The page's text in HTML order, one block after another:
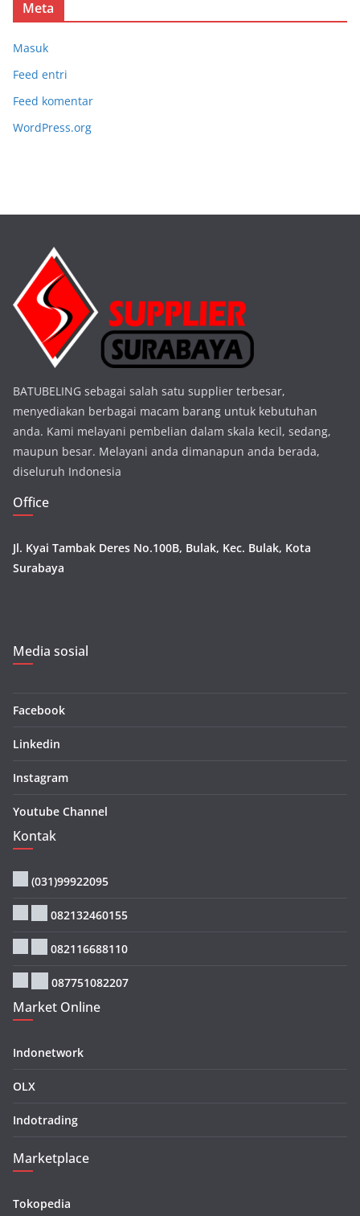
Meta
Masuk
Feed entri
Feed komentar
WordPress.org
BATUBELING sebagai salah satu supplier terbesar,
menyediakan berbagai macam barang untuk kebutuhan
anda. Kami melayani pembelian dalam skala kecil, sedang,
maupun besar. Melayani anda dimanapun anda berada,
diseluruh Indonesia
Office
Jl. Kyai Tambak Deres No.100B, Bulak, Kec. Bulak, Kota
Surabaya
Media sosial
Facebook
Linkedin
Instagram
Youtube Channel
Kontak
(031)99922095
082132460155
082116688110
087751082207
Market Online
Indonetwork
OLX
Indotrading
Marketplace
Tokopedia